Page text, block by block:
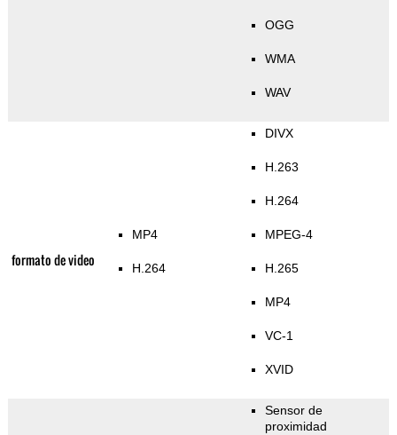
OGG
WMA
WAV
formato de video
MP4
H.264
DIVX
H.263
H.264
MPEG-4
H.265
MP4
VC-1
XVID
Sensor de
proximidad